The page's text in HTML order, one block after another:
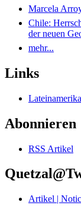
Marcela
Chile:
der neuen
mehr...
Links
Lateinamerika
Abonnieren
RSS Artikel
Artikel |